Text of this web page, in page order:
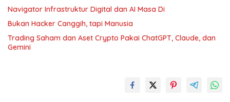
Navigator Infrastruktur Digital dan AI Masa Di
Bukan Hacker Canggih, tapi Manusia
Trading Saham dan Aset Crypto Pakai ChatGPT, Claude, dan
Gemini